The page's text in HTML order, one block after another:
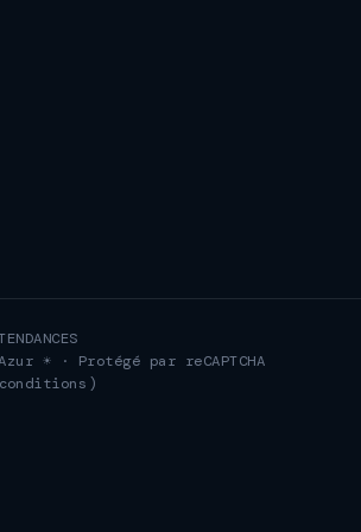
☀ · Protégé par reCAPTCHA
conditions )